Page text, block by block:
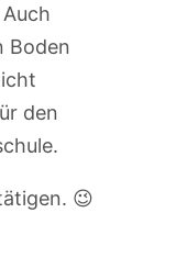
Boden
den
😉